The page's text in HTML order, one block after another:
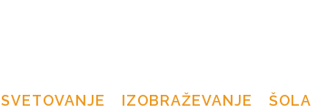
SVETOVANJE IZOBRAŽEVANJE ŠOLA